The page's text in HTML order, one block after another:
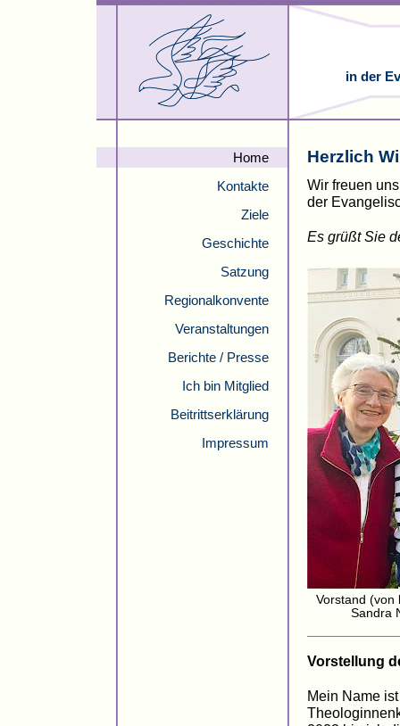
in der
Home
Kontakte
Ziele
Geschichte
Satzung
Regionalkonvente
Veranstaltungen
Berichte / Presse
Ich bin Mitglied
Beitrittserklärung
Impressum
Herzlich
Wir freuen
der
Es grüßt Sie
Vorstand (von
Sandra
Vorstellung
Mein Name